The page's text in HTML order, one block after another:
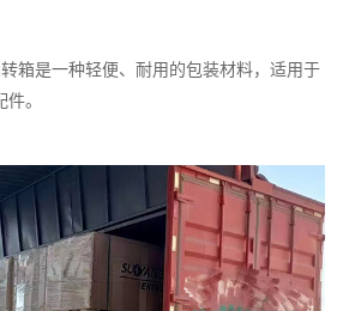
箱是一种轻便、耐用的包装材料，适用于
。